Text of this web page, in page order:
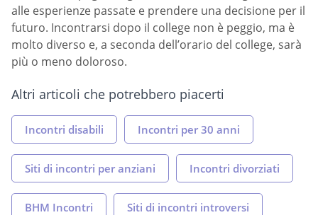
alle esperienze passate e prendere una decisione per il
futuro. Incontrarsi dopo il college non è peggio, ma è
molto diverso e, a seconda dell’orario del college, sarà
più o meno doloroso.
Altri articoli che potrebbero piacerti
Incontri disabili Incontri per 30 anni
Siti di incontri per anziani Incontri divorziati
BHM Incontri Siti di incontri introversi